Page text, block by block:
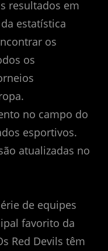
resultados em
estatística
os
os
no campo do
esportivos.
atualizadas no
de equipes
favorito da
Red Devils têm